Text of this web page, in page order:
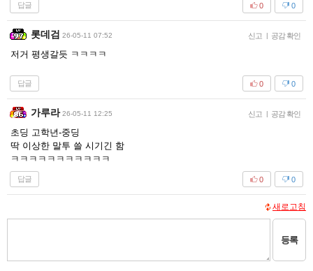
답글 0
0
롯데검 26-05-11 07:52 신고 | 공감 확인
저거 평생갈듯 ㅋㅋㅋㅋ
답글 0
0
가루라 26-05-11 12:25 신고 | 공감 확인
초딩 고학년-중딩
딱 이상한 말투 쓸 시기긴 함
ㅋㅋㅋㅋㅋㅋㅋㅋㅋㅋㅋ
답글 0
0
새로고침
등록